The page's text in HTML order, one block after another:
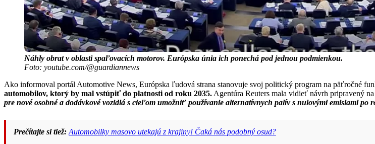
Náhly obrat v oblasti spaľovacích motorov. Európska únia ich ponechá pod jednou podmienkou.
Foto: youtube.com/@guardiannews
Ako informoval portál Automotive News, Európska ľudová strana stanovuje svoj politický program na päťročné
automobilov, ktorý by mal vstúpiť do platnosti od roku 2035. Agentúra Reuters mala vidieť návrh pripravený
pre nové osobné a dodávkové vozidlá s cieľom umožniť používanie alternatívnych palív s nulovými emisiami po
Prečítajte si tiež: Automobilky masovo utekajú z krajiny! Čaká nás podobný osud?